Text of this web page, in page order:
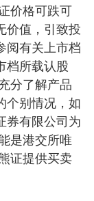
价格可跌可
价值，引致投
阅有关上市档
档所载认股
分了解产品
个别情况，如
券有限公司为
是港交所唯
证提供买卖